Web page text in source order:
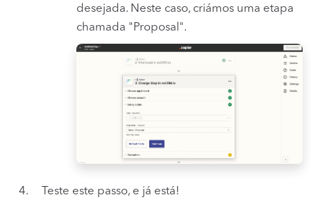
desejada. Neste caso, criámos uma etapa
chamada "Proposal".
Teste este passo, e já está!